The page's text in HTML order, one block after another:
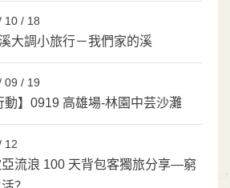
10 / 18
大調小旅行－我們家的溪
09 / 19
動】0919 高雄場-林園中芸沙灘
12
亞流浪 100 天背包客獨旅分享—窮